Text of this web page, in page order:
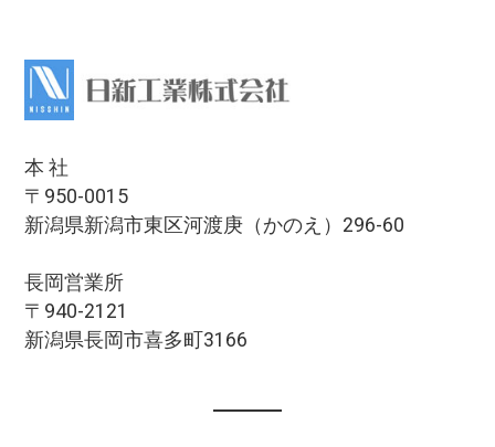
本 社
〒950-0015
新潟県新潟市東区河渡庚（かのえ）296-60
長岡営業所
〒940-2121
新潟県長岡市喜多町3166